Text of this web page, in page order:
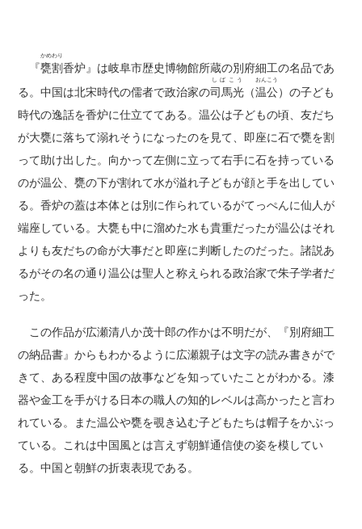
『甕割
かめわり
香炉』は岐阜市歴史博物館所蔵の別府細工の名品であ
る。中国は北宋時代の儒者で政治家の司馬光
しばこう
（温公
おんこう
）の子ども
時代の逸話を香炉に仕立ててある。温公は子どもの頃、友だち
が大甕に落ちて溺れそうになったのを見て、即座に石で甕を割
って助け出した。向かって左側に立って右手に石を持っている
のが温公、甕の下が割れて水が溢れ子どもが顔と手を出してい
る。香炉の蓋は本体とは別に作られているがてっぺんに仙人が
端座している。大甕も中に溜めた水も貴重だったが温公はそれ
よりも友だちの命が大事だと即座に判断したのだった。諸説あ
るがその名の通り温公は聖人と称えられる政治家で朱子学者だ
った。
この作品が広瀬清八か茂十郎の作かは不明だが、『別府細工
の納品書』からもわかるように広瀬親子は文字の読み書きがで
きて、ある程度中国の故事などを知っていたことがわかる。漆
器や金工を手がける日本の職人の知的レベルは高かったと言わ
れている。また温公や甕を覗き込む子どもたちは帽子をかぶっ
ている。これは中国風とは言えず朝鮮通信使の姿を模してい
る。中国と朝鮮の折衷表現である。